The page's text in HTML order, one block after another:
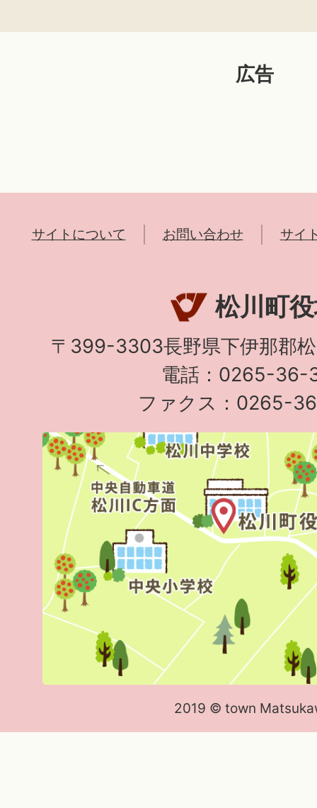
広告
サイトについて お問い合わせ サイ
松川町
〒399-3303長野県下伊那郡
電話：0265-36-
ファクス：0265-
2019 © town